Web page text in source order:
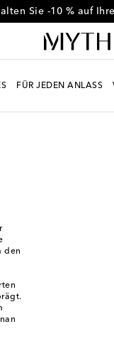
Sie -10 % auf
FÜR JEDEN ANLASS
den